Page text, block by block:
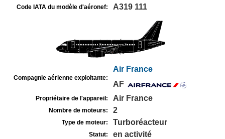
Code IATA du modèle d'aéronef: A319 111
Compagnie aérienne exploitante:
Air France
AF
Propriétaire de l'appareil: Air France
Nombre de moteurs: 2
Type de moteur: Turboréacteur
Statut: en activité